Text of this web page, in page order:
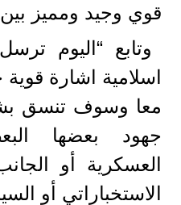
قوي وجيد ومميز بين
اسلامية اشارة
معا وسوف تنسق
جهود بعضها
العسكرية أو
الاستخباراتي أو